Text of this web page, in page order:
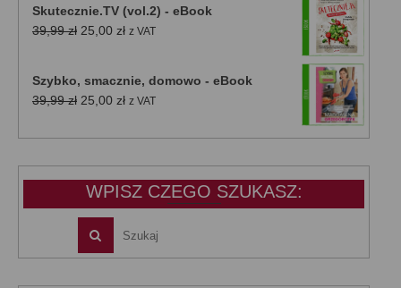
Skutecznie.TV (vol.2) - eBook
39,99zł Pierwotna
39,99 zł.
25,00 złAktualna
25,00 zł.
z VAT
Szybko, smacznie, domowo - eBook
39,99zł Pierwotna
wynosiła:
25,00 złAktualna
wynosi:
z VAT
WPISZ CZEGO SZUKASZ: